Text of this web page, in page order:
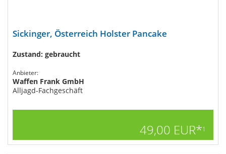
Sickinger, Österreich Holster Pancake
Zustand: gebraucht
Anbieter:
Waffen Frank GmbH
Alljagd-Fachgeschäft
49,00 EUR*1